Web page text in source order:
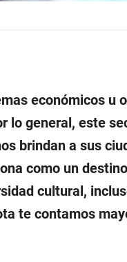
económicos u
lo general, este
brindan a sus
como un
cultural,
te contamos